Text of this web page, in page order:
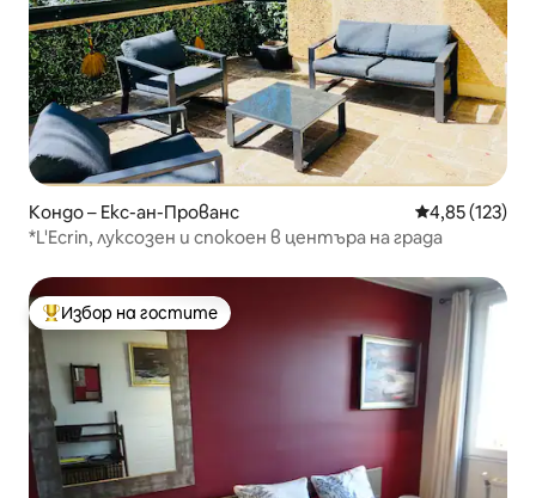
Кондо – Екс-ан-Прованс Средна
4,85 (123)
*L'Ecrin, луксозен и спокоен в центъра на града
Най-популярен избор на гостите
Избор на гостите